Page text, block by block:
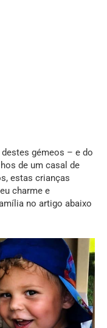
gémeos – e do
de um casal de
estas crianças
charme e
no artigo abaixo